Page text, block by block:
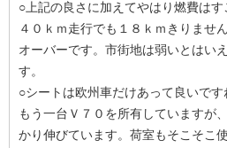
○上記の良さに加えてやはり燃費はす
４０ｋｍ走行でも１８ｋｍきりませ
オーバーです。市街地は弱いとはい
す。
○シートは欧州車だけあって良いです
もう一台Ｖ７０を所有していますが
かり伸びています。荷室もそこそこ